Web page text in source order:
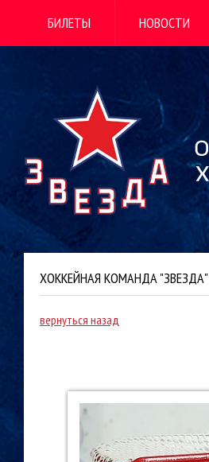
БИЛЕТЫ НОВОСТИ
ХОККЕЙНАЯ КОМАНДА "ЗВЕЗДА"
вернуться назад